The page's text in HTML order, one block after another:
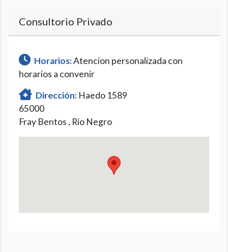
Consultorio Privado
Horarios:Atencion personalizada con
horarios a convenir
Dirección: Haedo 1589
65000
Fray Bentos , Rio Negro